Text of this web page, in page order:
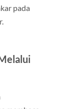
pada